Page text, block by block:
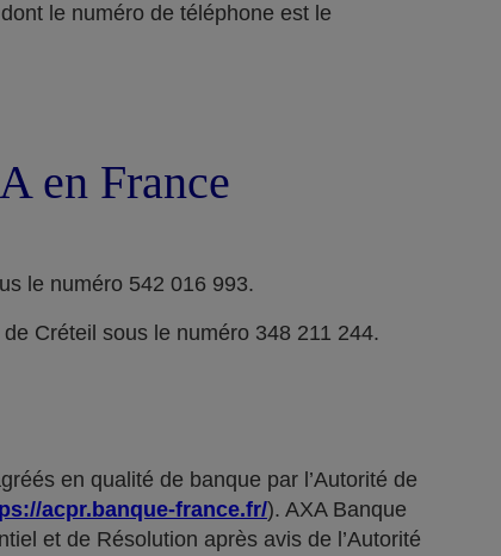
le numéro de téléphone est le
en France
le numéro 542 016 993.
Créteil sous le numéro 348 211 244.
en qualité de banque par l’Autorité de
acpr.banque-france.fr/). AXA Banque
et de Résolution après avis de l’Autorité